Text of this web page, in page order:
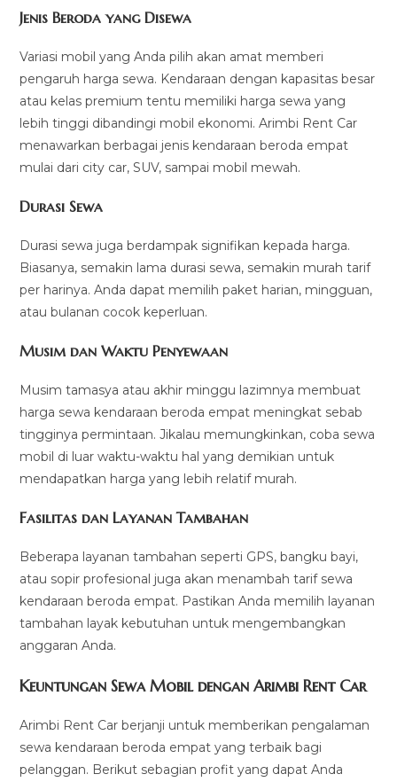
Jenis Beroda yang Disewa
Variasi mobil yang Anda pilih akan amat memberi
pengaruh harga sewa. Kendaraan dengan kapasitas besar
atau kelas premium tentu memiliki harga sewa yang
lebih tinggi dibandingi mobil ekonomi. Arimbi Rent Car
menawarkan berbagai jenis kendaraan beroda empat
mulai dari city car, SUV, sampai mobil mewah.
Durasi Sewa
Durasi sewa juga berdampak signifikan kepada harga.
Biasanya, semakin lama durasi sewa, semakin murah tarif
per harinya. Anda dapat memilih paket harian, mingguan,
atau bulanan cocok keperluan.
Musim dan Waktu Penyewaan
Musim tamasya atau akhir minggu lazimnya membuat
harga sewa kendaraan beroda empat meningkat sebab
tingginya permintaan. Jikalau memungkinkan, coba sewa
mobil di luar waktu-waktu hal yang demikian untuk
mendapatkan harga yang lebih relatif murah.
Fasilitas dan Layanan Tambahan
Beberapa layanan tambahan seperti GPS, bangku bayi,
atau sopir profesional juga akan menambah tarif sewa
kendaraan beroda empat. Pastikan Anda memilih layanan
tambahan layak kebutuhan untuk mengembangkan
anggaran Anda.
Keuntungan Sewa Mobil dengan Arimbi Rent Car
Arimbi Rent Car berjanji untuk memberikan pengalaman
sewa kendaraan beroda empat yang terbaik bagi
pelanggan. Berikut sebagian profit yang dapat Anda